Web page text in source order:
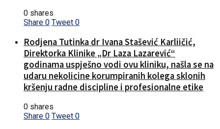
0 shares
Share 0 Tweet 0
Rodjena Tutinka dr Ivana Stašević Karliičić,
Direktorka Klinike „Dr Laza Lazarević“
godinama uspješno vodi ovu kliniku, našla se na
udaru nekolicine korumpiranih kolega sklonih
kršenju radne discipline i profesionalne etike
0 shares
Share 0 Tweet 0